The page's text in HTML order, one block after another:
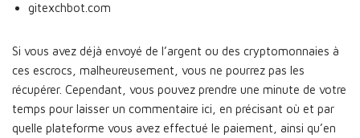
gitexchbot.com
Si vous avez déjà envoyé de l’argent ou des cryptomonnaies à
ces escrocs, malheureusement, vous ne pourrez pas les
récupérer. Cependant, vous pouvez prendre une minute de votre
temps pour laisser un commentaire ici, en précisant où et par
quelle plateforme vous avez effectué le paiement, ainsi qu’en